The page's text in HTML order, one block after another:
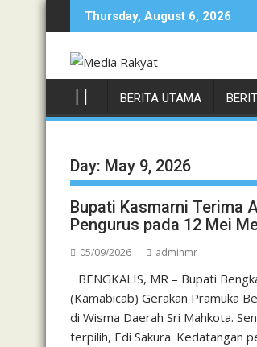
to
Thursday, August 6, 2026
Kecamatan Cibatu Gotong Royong Bantu
Bupati Tangerang Perkuat Sinergi
BERITA UTAMA
Day: May 9, 2026
Bupati Kasmarni Terima
Pengurus pada 12 Mei
05/09/2026 adminmr
BENGKALIS, MR – Bupati
(Kamabicab) Gerakan Pramuka
di Wisma Daerah Sri Mahkota.
terpilih, Edi Sakura. Kedatangan